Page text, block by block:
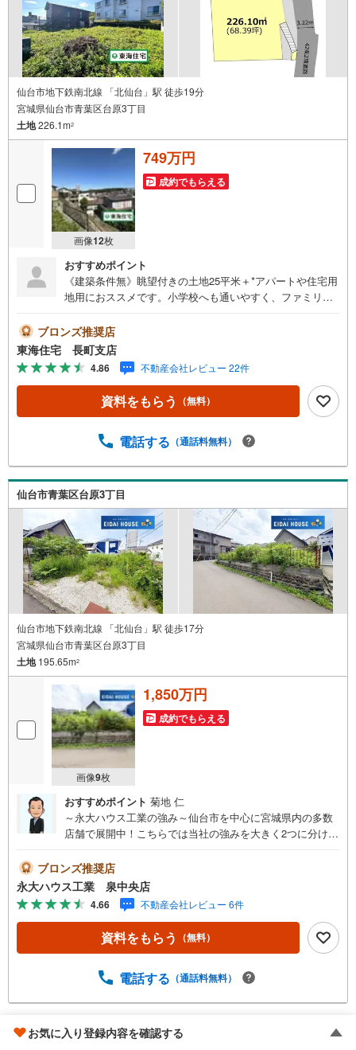
仙台市地下鉄南北線 「北仙台」駅 徒歩19分
宮城県仙台市青葉区台原3丁目
土地226.1m2
画像12枚
749万円
成約でもらえる
おすすめポイント
《建築条件無》眺望付きの土地25平米＋*アパートや住宅用
地用におススメです。小学校へも通いやすく、ファミリー
徒歩8分（639m）■台原中学校 徒歩8分（641m）■台原保
育園 徒歩7分（530m）■ローソン 仙台台原店 徒歩5分
（381m）■西友 台原店 徒歩11分（865m）■東北労災病
院 徒歩11分（835m）地下鉄南北線「台原」駅まで徒歩6
分。仙南～仙北の中間地点。ご勤務先問わず、移動がお手
軽に出来るロケーションです！高台につき見晴らしの良い
学がおススメです〇
ブロンズ推奨店
東海住宅 長町支店
4.86 不動産会社レビュー 22件
資料をもらう （無料）
電話する （通話料無料）
仙台市青葉区台原3丁目
仙台市地下鉄南北線 「北仙台」駅 徒歩17分
宮城県仙台市青葉区台原3丁目
土地195.65m2
画像9枚
1,850万円
成約でもらえる
おすすめポイント 菊地 仁
～永大ハウス工業の強み～仙台市を中心に宮城県内の多数
店舗で展開中！こちらでは当社の強みを大きく2つに分けて
地...と種別を問わず不動産を取り扱っております。更に教
育施設や商業施設、子育て環境や行政などの地域情報を総
合し、お客様により良い物件選びをして頂けるよう、しっ
かりとサポートさせて頂きます。2.＜経験豊富なスタッフ
＞当社では【購入】【売却】【引っ越し】【リフォーム】
など住宅に関する様々なご質問はもちろん、ご購入時に気
せて頂きます。各店舗ではキッズスペースも完備！お子様
8:00（定休日火・水曜日※店舗により変動あり）現地のご案
内も可能ですので、どうぞお気軽にお問い合わせくださ
い！
ブロンズ推奨店
永大ハウス工業 泉中央店
4.66 不動産会社レビュー 6件
資料をもらう （無料）
電話する （通話料無料）
仙台市泉区北中山2丁目
お気に入り登録内容を確認する